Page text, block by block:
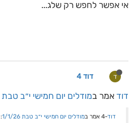
אי אפשר לחפש רק שלג...
ד דוד 4
דוד אמר במודלים יום חמישי י״ב טבת 1/1/26
דוד-4 אמר ב מודלים יום חמישי י״ב טבת 1/1/26 :